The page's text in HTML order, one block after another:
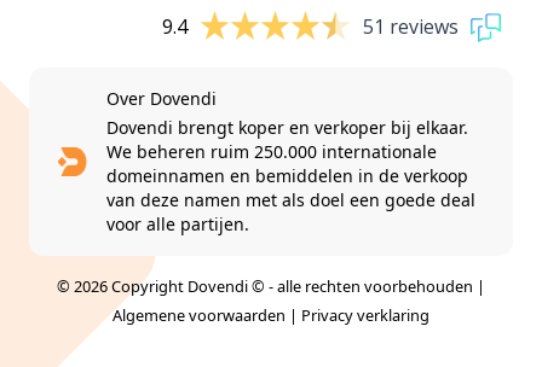
9.4 51 reviews
Over Dovendi
Dovendi brengt koper en verkoper bij elkaar.
We beheren ruim 250.000 internationale
domeinnamen en bemiddelen in de verkoop
van deze namen met als doel een goede deal
voor alle partijen.
© 2026 Copyright Dovendi © - alle rechten voorbehouden |
Algemene voorwaarden | Privacy verklaring